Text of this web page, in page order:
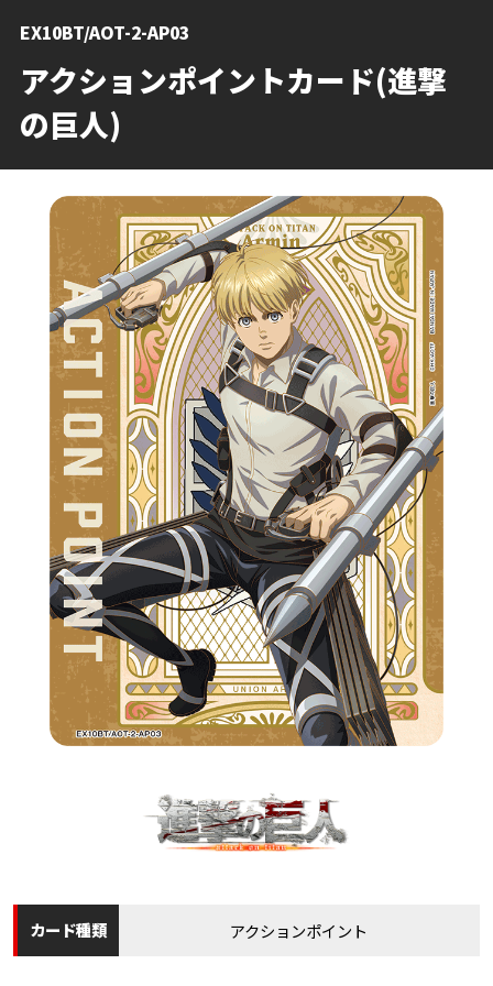
アクションポイントカード(進撃
の巨人)
EX10BT/AOT-2-AP03
カード種類 アクションポイント